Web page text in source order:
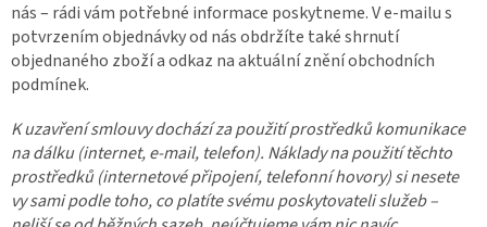
nás – rádi vám potřebné informace poskytneme. V e-mailu s
potvrzením objednávky od nás obdržíte také shrnutí
objednaného zboží a odkaz na aktuální znění obchodních
podmínek.
K uzavření smlouvy dochází za použití prostředků komunikace
na dálku (internet, e-mail, telefon). Náklady na použití těchto
prostředků (internetové připojení, telefonní hovory) si nesete
vy sami podle toho, co platíte svému poskytovateli služeb –